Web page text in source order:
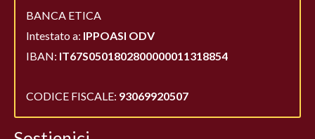
BANCA ETICA
Intestato a: IPPOASI ODV
IBAN: IT67S0501802800000011318854
CODICE FISCALE: 93069920507